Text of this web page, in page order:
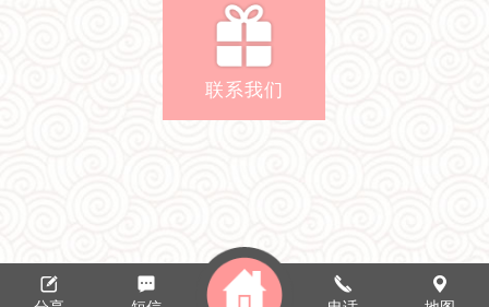
联系我们